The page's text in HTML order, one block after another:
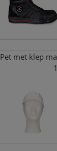
Pet met klep